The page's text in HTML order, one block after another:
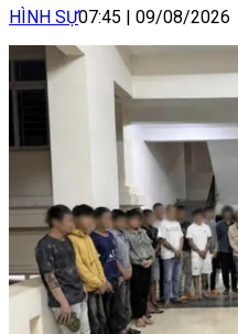
HÌNH SỰ07:45 09/08/2026